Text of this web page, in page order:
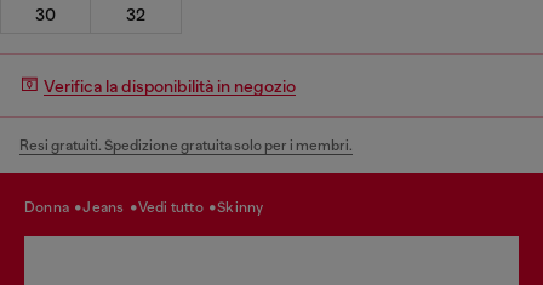
30 32
Verifica la disponibilità in negozio
Resi gratuiti. Spedizione gratuita solo per i membri.
donna jeans vedi tutto skinny